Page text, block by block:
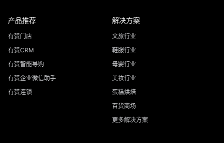
产品推荐
有赞门店
有赞CRM
有赞智能导购
有赞企业微信助手
有赞连锁
解决方案
文旅行业
鞋服行业
母婴行业
美妆行业
蛋糕烘焙
百货商场
更多解决方案